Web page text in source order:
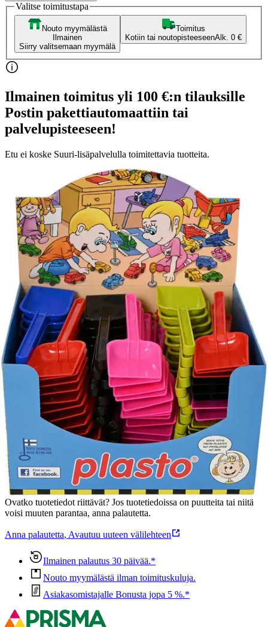
Valitse toimitustapa
Nouto myymälästä
Ilmainen
Siirry valitsemaan myymälä
Toimitus
Kotiin tai noutopisteeseenAlk. 0 €
Ilmainen toimitus yli 100 €:n tilauksille
Postin pakettiautomaattiin tai
palvelupisteeseen!
Etu ei koske Suuri‑lisäpalvelulla toimitettavia tuotteita.
Tarkista myymäläsaatavuus
Tuotekuvaus
Plaston hiekkalapio. Pituus 25 cm. Valmistettu Suomessa. HUOM!
Hintaan sisältyy vain yksi tuote. Verkkokaupasta ostettaessa tuotteen
mallia tai väriä ei voi valita. Toimitamme sellaisen tuotteen, joka on
saatavilla.
Ei varoitustekstiä
Ominaisuudet
Oletko tyytyväinen tuotetietoihin?
Ovatko tuotetiedot riittävät? Jos tuotetiedoissa on puutteita tai niitä
voisi muuten parantaa, anna palautetta.
Anna palautetta, Avautuu uuteen välilehteen
Ilmainen palautus 30 päivää.*
Nouto myymälästä ilman toimituskuluja.
Asiakasomistajalle Bonusta jopa 5 %.*